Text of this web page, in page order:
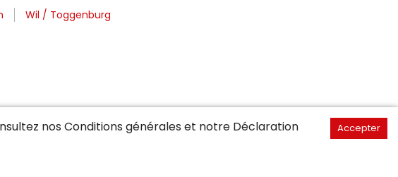
Wil / Toggenburg
nos Conditions générales et notre Déclaration
Accepter